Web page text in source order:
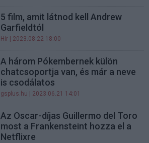
5 film, amit látnod kell Andrew
Garfieldtól
Hír | 2023.08.22 18:00
A három Pókembernek külön
chatcsoportja van, és már a neve
is csodálatos
gsplus.hu | 2023.06.21 14:01
Az Oscar-díjas Guillermo del Toro
most a Frankensteint hozza el a
Netflixre